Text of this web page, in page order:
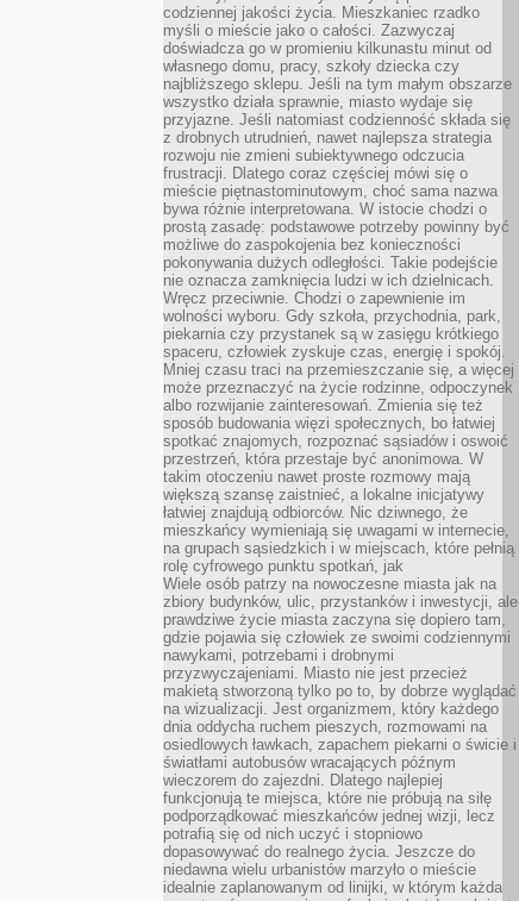
codziennej jakości życia. Mieszkaniec rzadko
myśli o mieście jako o całości. Zazwyczaj
doświadcza go w promieniu kilkunastu minut od
własnego domu, pracy, szkoły dziecka czy
najbliższego sklepu. Jeśli na tym małym obszarze
wszystko działa sprawnie, miasto wydaje się
przyjazne. Jeśli natomiast codzienność składa się
z drobnych utrudnień, nawet najlepsza strategia
rozwoju nie zmieni subiektywnego odczucia
frustracji. Dlatego coraz częściej mówi się o
mieście piętnastominutowym, choć sama nazwa
bywa różnie interpretowana. W istocie chodzi o
prostą zasadę: podstawowe potrzeby powinny być
możliwe do zaspokojenia bez konieczności
pokonywania dużych odległości. Takie podejście
nie oznacza zamknięcia ludzi w ich dzielnicach.
Wręcz przeciwnie. Chodzi o zapewnienie im
wolności wyboru. Gdy szkoła, przychodnia, park,
piekarnia czy przystanek są w zasięgu krótkiego
spaceru, człowiek zyskuje czas, energię i spokój.
Mniej czasu traci na przemieszczanie się, a więcej
może przeznaczyć na życie rodzinne, odpoczynek
albo rozwijanie zainteresowań. Zmienia się też
sposób budowania więzi społecznych, bo łatwiej
spotkać znajomych, rozpoznać sąsiadów i oswoić
przestrzeń, która przestaje być anonimowa. W
takim otoczeniu nawet proste rozmowy mają
większą szansę zaistnieć, a lokalne inicjatywy
łatwiej znajdują odbiorców. Nic dziwnego, że
mieszkańcy wymieniają się uwagami w internecie,
na grupach sąsiedzkich i w miejscach, które pełnią
rolę cyfrowego punktu spotkań, jak
Wiele osób patrzy na nowoczesne miasta jak na
zbiory budynków, ulic, przystanków i inwestycji, ale
prawdziwe życie miasta zaczyna się dopiero tam,
gdzie pojawia się człowiek ze swoimi codziennymi
nawykami, potrzebami i drobnymi
przyzwyczajeniami. Miasto nie jest przecież
makietą stworzoną tylko po to, by dobrze wyglądać
na wizualizacji. Jest organizmem, który każdego
dnia oddycha ruchem pieszych, rozmowami na
osiedlowych ławkach, zapachem piekarni o świcie i
światłami autobusów wracających późnym
wieczorem do zajezdni. Dlatego najlepiej
funkcjonują te miejsca, które nie próbują na siłę
podporządkować mieszkańców jednej wizji, lecz
potrafią się od nich uczyć i stopniowo
dopasowywać do realnego życia. Jeszcze do
niedawna wielu urbanistów marzyło o mieście
idealnie zaplanowanym od linijki, w którym każda